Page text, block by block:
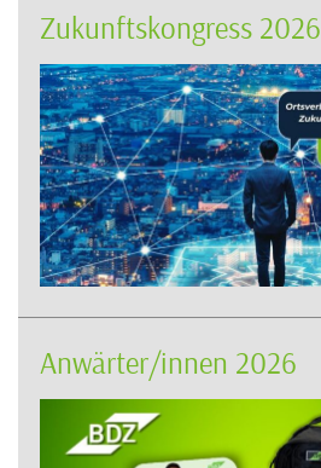
Zukunftskongress 2026
Anwärter/innen 2026